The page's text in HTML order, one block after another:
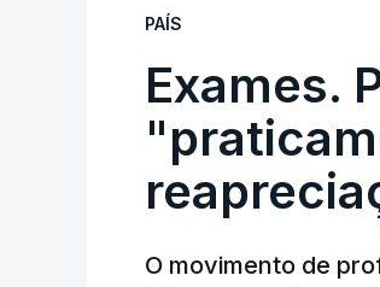
PAÍS
Exames.
O movimento de